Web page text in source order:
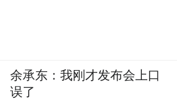
余承东：我刚才发布会上口
误了